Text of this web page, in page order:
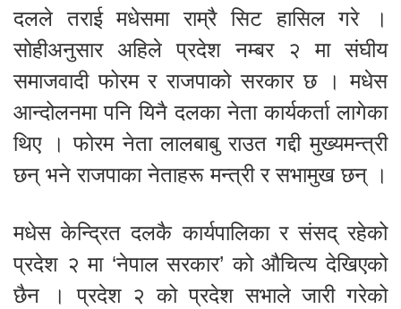
दलले तराई मधेसमा राम्रै सिट हासिल गरे ।
सोहीअनुसार अहिले प्रदेश नम्बर २ मा संघीय
समाजवादी फोरम र राजपाको सरकार छ । मधेस
आन्दोलनमा पनि यिनै दलका नेता कार्यकर्ता लागेका
थिए । फोरम नेता लालबाबु राउत गद्दी मुख्यमन्त्री
छन् भने राजपाका नेताहरू मन्त्री र सभामुख छन् ।
मधेस केन्द्रित दलकै कार्यपालिका र संसद् रहेको
प्रदेश २ मा ‘नेपाल सरकार’ को औचित्य देखिएको
छैन । प्रदेश २ को प्रदेश सभाले जारी गरेको